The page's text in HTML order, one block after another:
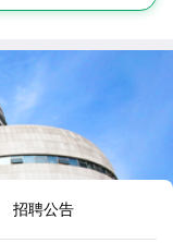
招聘公告